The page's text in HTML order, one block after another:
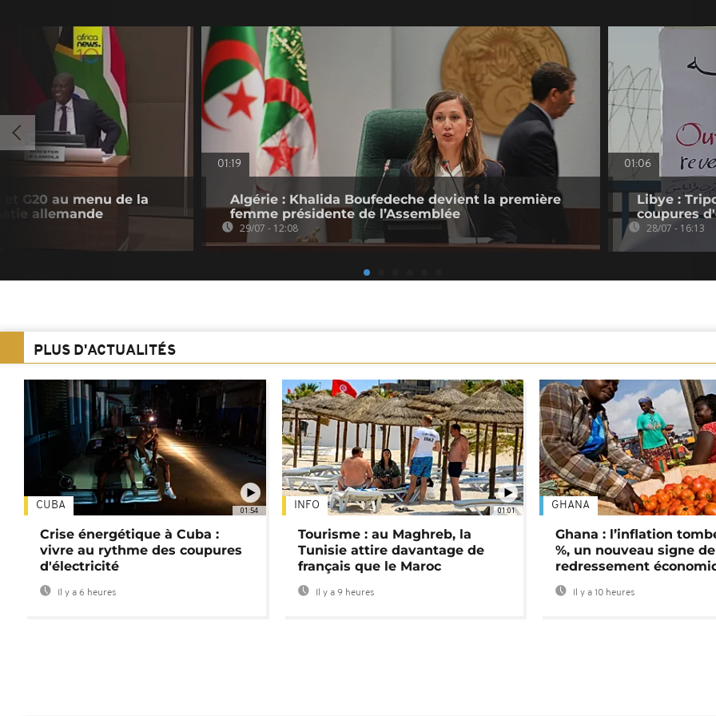
G20 au menu de la
allemande
01:19
Algérie : Khalida Boufedeche devient la première
femme présidente de l’Assemblée
29/07 - 12:08
01:06
Libye :
coupures
28/07 - 16:13
PLUS D'ACTUALITÉS
01:54
CUBA
Crise énergétique à Cuba :
vivre au rythme des coupures
d'électricité
Il y a 6 heures
01:01
INFO
Tourisme : au Maghreb, la
Tunisie attire davantage de
français que le Maroc
Il y a 9 heures
GHANA
Ghana : l’inflation
%, un nouveau signe de
redressement
Il y a 10 heures